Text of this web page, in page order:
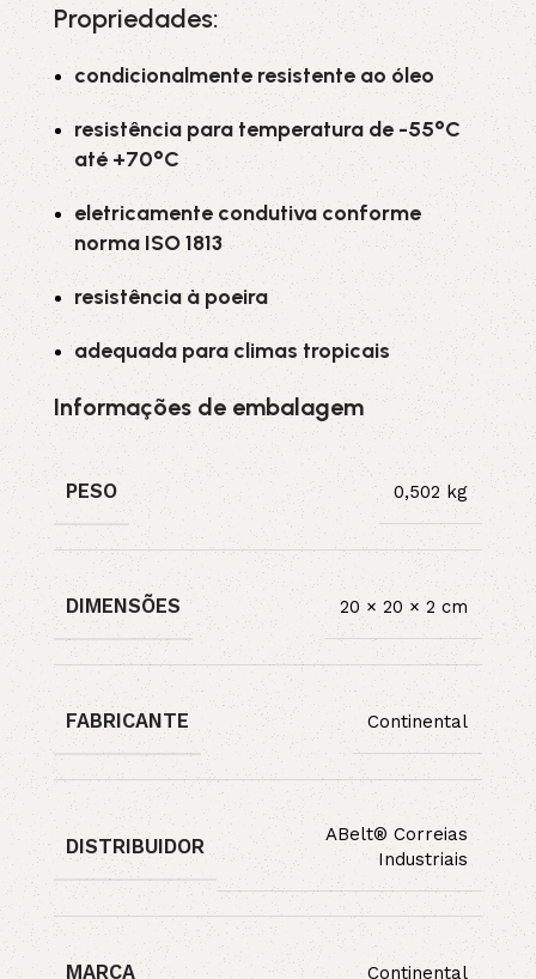
Propriedades:
condicionalmente resistente ao óleo
resistência para temperatura de -55°C
até +70°C
eletricamente condutiva conforme
norma ISO 1813
resistência à poeira
adequada para climas tropicais
Informações de embalagem
PESO 0,502 kg
DIMENSÕES 20 × 20 × 2 cm
FABRICANTE Continental
DISTRIBUIDOR
ABelt® Correias
Industriais
MARCA Continental